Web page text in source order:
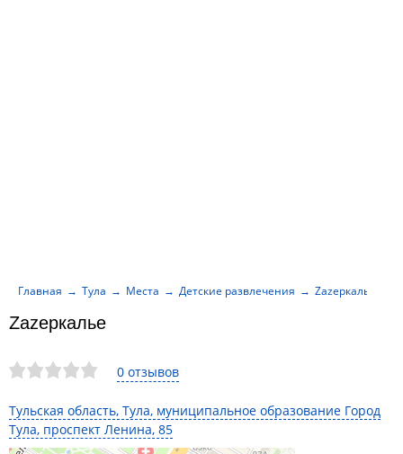
0 отзывов
Тульская область, Тула, муниципальное образование Город
Тула, проспект Ленина, 85
Zazеркалье
Главная Тула Места Детские развлечения Zazеркалье